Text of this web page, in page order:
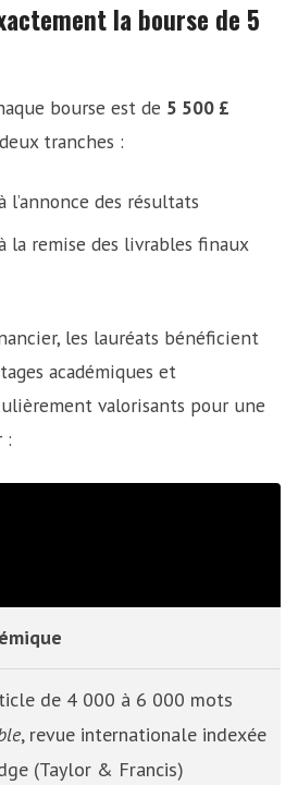
la bourse de 5
bourse est de 5 500 £
tranches :
l’annonce des résultats
la remise des livrables finaux
les lauréats bénéficient
académiques et
valorisants pour une
:
de 4 000 à 6 000 mots
, revue internationale indexée
(Taylor & Francis)